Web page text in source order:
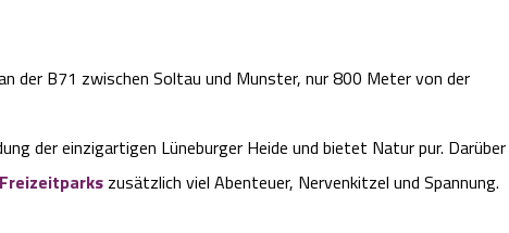
der B71 zwischen Soltau und Munster, nur 800 Meter von der
der einzigartigen Lüneburger Heide und bietet Natur pur. Darüber
zusätzlich viel Abenteuer, Nervenkitzel und Spannung.